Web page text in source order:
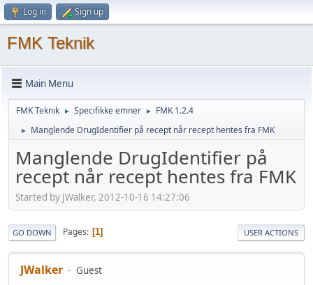
Log in Sign up
FMK Teknik
Main Menu
FMK Teknik ► Specifikke emner ► FMK 1.2.4
► Manglende DrugIdentifier på recept når recept hentes fra FMK
Manglende DrugIdentifier på
recept når recept hentes fra FMK
Started by JWalker, 2012-10-16 14:27:06
GO DOWN Pages 1 USER ACTIONS
JWalker Guest